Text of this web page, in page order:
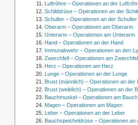
Luftröhre – Operationen an der
Schilddrüse – Operationen an der
Schulter – Operationen an der Schulter
Oberarm – Operationen am Oberarm
Unterarm – Operationen am Unterarm
Hand – Operationen an der Hand
Immunabwehr – Operationen an den
Zwerchfell – Operationen am
Herz – Operationen am Herz
Lunge – Operationen an der Lunge
Brust (männlich) – Operationen an der
Brust (weiblich) – Operationen an der
Bauchmuskel – Operationen am Bauch
Magen – Operationen am Magen
Leber – Operationen an der Leber
Bauchspeicheldrüse – Operationen an